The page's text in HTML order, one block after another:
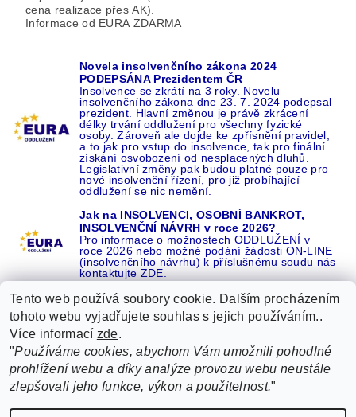
cena realizace přes AK).
Informace od EURA ZDARMA
Novela insolvenčního zákona 2024
PODEPSÁNA Prezidentem ČR
Insolvence se zkrátí na 3 roky. Novelu
insolvenčního zákona dne 23. 7. 2024 podepsal
prezident. Hlavní změnou je právě zkrácení
délky trvání oddlužení pro všechny fyzické
osoby. Zároveň ale dojde ke zpřísnění pravidel,
a to jak pro vstup do insolvence, tak pro finální
získání osvobození od nesplacených dluhů.
Legislativní změny pak budou platné pouze pro
nové insolvenční řízení, pro již probíhající
oddlužení se nic nemění.
Jak na INSOLVENCI, OSOBNÍ BANKROT,
INSOLVENČNÍ NÁVRH v roce 2026?
Pro informace o možnostech ODDLUŽENÍ v
roce 2026 nebo možné podání žádosti ON-LINE
(insolvenčního návrhu) k příslušnému soudu nás
kontaktujte ZDE.
Recenze o NÁS na GOOGLE 16 let REFERENCÍ v celé ČR |
Recenze o NÁS na SEZNAMU |
ŽÁDEJTE život BEZ DLUHŮ nebo EXEKUCÍ ZDE
Tento web používá soubory cookie. Dalším procházením
tohoto webu vyjadřujete souhlas s jejich používáním..
Více informací zde.
"Používáme cookies, abychom Vám umožnili pohodlné
prohlížení webu a díky analýze provozu webu neustále
zlepšovali jeho funkce, výkon a použitelnost."